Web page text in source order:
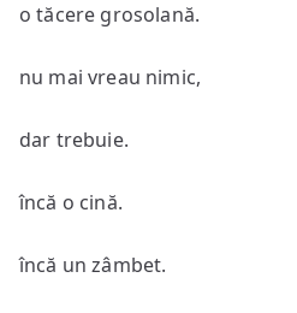
o tăcere grosolană.
nu mai vreau nimic,
dar trebuie.
încă o cină.
încă un zâmbet.